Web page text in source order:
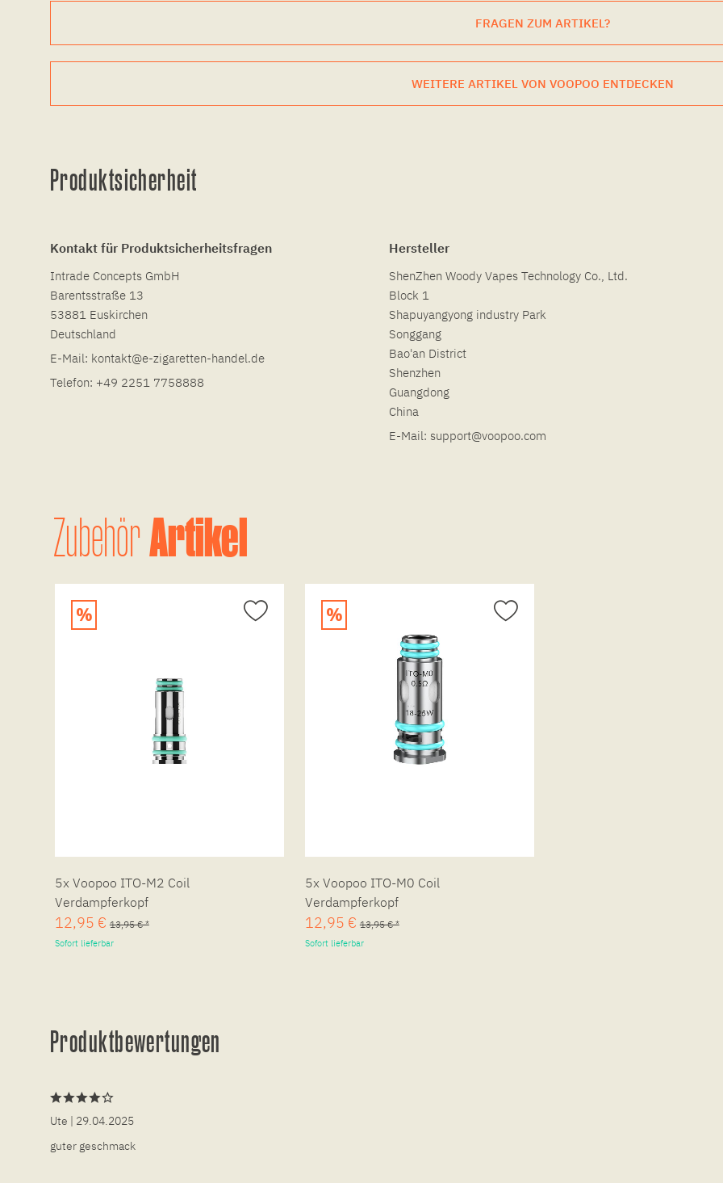
FRAGEN ZUM ARTIKEL?
WEITERE ARTIKEL VON VOOPOO ENTDECKEN
Produktsicherheit
Kontakt für Produktsicherheitsfragen
Intrade Concepts GmbH
Barentsstraße 13
53881 Euskirchen
Deutschland
E-Mail: kontakt@e-zigaretten-handel.de
Telefon: +49 2251 7758888
Hersteller
ShenZhen Woody Vapes Technology Co., Ltd.
Block 1
Shapuyangyong industry Park
Songgang
Bao'an District
Shenzhen
Guangdong
China
E-Mail: support@voopoo.com
ZubehörArtikel
5x Voopoo ITO-M2 Coil
Verdampferkopf
12,95 € 13,95 € *
Sofort lieferbar
5x Voopoo ITO-M0 Coil
Verdampferkopf
12,95 € 13,95 € *
Sofort lieferbar
Produktbewertungen
Ute | 29.04.2025
guter geschmack